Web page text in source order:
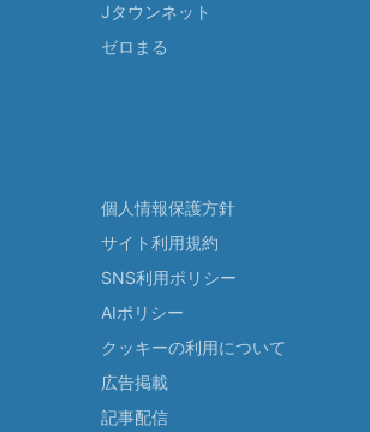
Jタウンネット
ゼロまる
個人情報保護方針
サイト利用規約
SNS利用ポリシー
AIポリシー
クッキーの利用について
広告掲載
記事配信